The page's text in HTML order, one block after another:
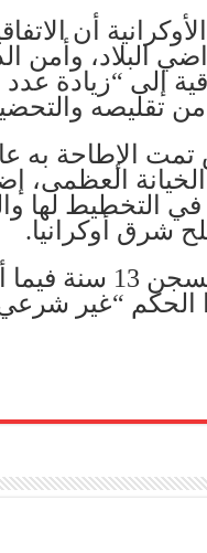
أن
البلاد، وأمن
إلى “زيادة
من تقليصه
الخيانة
في التخطيط لها
شرق أوكرانيا.
وصدر بحقه حكم
الحكم “غير